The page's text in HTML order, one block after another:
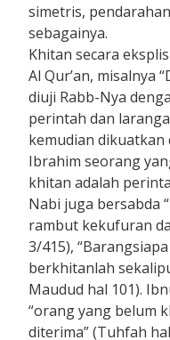
simetris,
sebagainya.
Khitan secara
Al Qur’an, misalnya
diuji Rabb-Nya
perintah dan
kemudian dikuatkan
Ibrahim seorang
khitan adalah
Nabi juga bersabda
rambut kekufuran
3/415),
berkhitanlah
Maudud hal 101).
“orang yang belum
diterima” (Tuhfah